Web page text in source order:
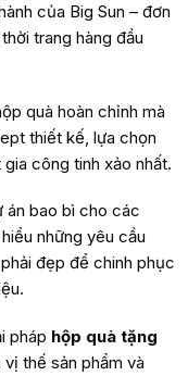
của Big Sun – đơn
trang hàng đầu
quà hoàn chỉnh mà
thiết kế, lựa chọn
công tinh xảo nhất.
án bao bì cho các
những yêu cầu
đẹp để chinh phục
pháp hộp quà tặng
thế sản phẩm và